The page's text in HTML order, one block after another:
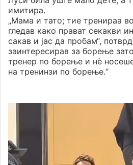
имитира.
„Мама и тато; тие тренираа
гледав како прават секакви
сакав и јас да пробам“,
заинтересирав за борење
тренер по борење и нè
на тренинзи по борење.“